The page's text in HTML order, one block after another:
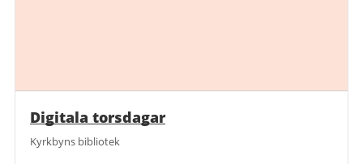
Digitala torsdagar
Kyrkbyns bibliotek